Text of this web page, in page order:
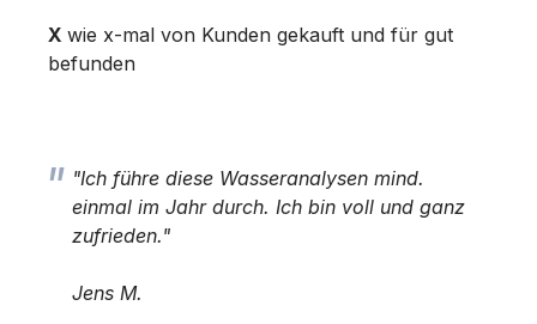
X wie x-mal von Kunden gekauft und für gut
befunden
"Ich führe diese Wasseranalysen mind.
einmal im Jahr durch. Ich bin voll und ganz
zufrieden."
Jens M.